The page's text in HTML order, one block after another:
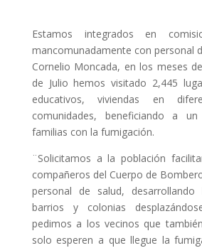
Estamos integrados en
mancomunadamente con personal
Cornelio Moncada, en los meses
de Julio hemos visitado 2,445
educativos, viviendas en
comunidades, beneficiando a
familias con la fumigación.
¨Solicitamos a la población
compañeros del Cuerpo de
personal de salud,
barrios y colonias
pedimos a los vecinos que
solo esperen a que llegue la